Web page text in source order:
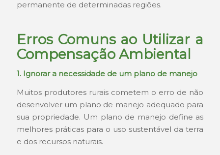
permanente de determinadas regiões.
Erros Comuns ao Utilizar a
Compensação Ambiental
1. Ignorar a necessidade de um plano de manejo
Muitos produtores rurais cometem o erro de não
desenvolver um plano de manejo adequado para
sua propriedade. Um plano de manejo define as
melhores práticas para o uso sustentável da terra
e dos recursos naturais.